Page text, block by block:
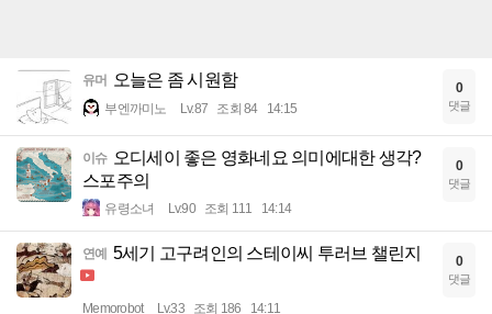
유머 오늘은 좀 시원함
부엔까미노 Lv.87 조회 84 14:15
0
댓글
이슈 오디세이 좋은 영화네요 의미에대한 생각?
스포주의
유령소녀 Lv.90 조회 111 14:14
0
댓글
연예 5세기 고구려인의 스테이씨 투러브 챌린지
Memorobot Lv.33 조회 186 14:11
0
댓글